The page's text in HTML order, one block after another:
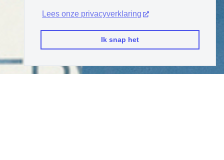
Lees onze privacyverklaring
Ik snap het